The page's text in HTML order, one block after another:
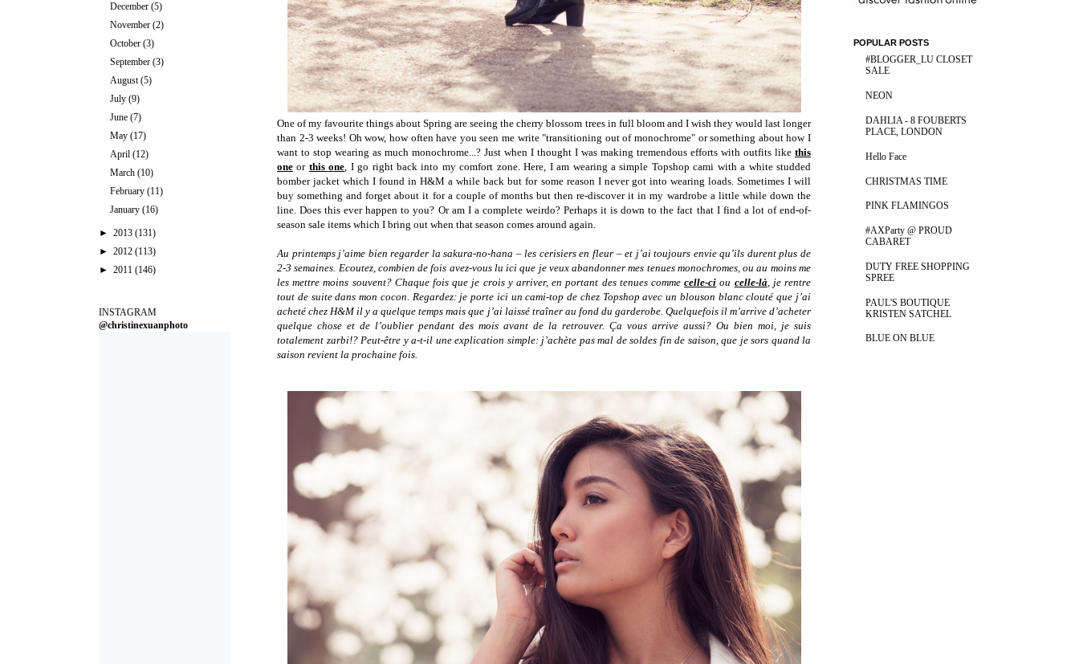
One of my favourite things about Spring are seeing the cherry blossom trees in full bloom and I wish they would last longer
than 2-3 weeks! Oh wow, how often have you seen me write "transitioning out of monochrome" or something about how I
want to stop wearing as much monochrome...? Just when I thought I was making tremendous efforts with outfits like this
one or this one, I go right back into my comfort zone. Here, I am wearing a simple Topshop cami with a white studded
bomber jacket which I found in H&M a while back but for some reason I never got into wearing loads. Sometimes I will
buy something and forget about it for a couple of months but then re-discover it in my wardrobe a little while down the
line. Does this ever happen to you? Or am I a complete weirdo? Perhaps it is down to the fact that I find a lot of end-of-
season sale items which I bring out when that season comes around again.
Au printemps j’aime bien regarder la sakura-no-hana – les cerisiers en fleur – et j’ai toujours envie qu’ils durent plus de
2-3 semaines. Ecoutez, combien de fois avez-vous lu ici que je veux abandonner mes tenues monochromes, ou au moins me
les mettre moins souvent? Chaque fois que je crois y arriver, en portant des tenues commecelle-ci ou celle-là, je rentre
tout de suite dans mon cocon. Regardez: je porte ici un cami-top de chez Topshop avec un blouson blanc clouté que j’ai
acheté chez H&M il y a quelque temps mais que j’ai laissé traîner au fond du garderobe. Quelquefois il m’arrive d’acheter
quelque chose et de l’oublier pendant des mois avant de la retrouver. Ça vous arrive aussi? Ou bien moi, je suis
totalement zarbi!? Peut-être y a-t-il une explication simple: j’achète pas mal de soldes fin de saison, que je sors quand la
saison revient la prochaine fois.
December(5)
November(2)
October(3)
September(3)
August(5)
July(9)
June(7)
May(17)
April(12)
March(10)
February(11)
January(16)
► 2013 (131)
► 2012 (113)
► 2011 (146)
INSTAGRAM
@christinexuanphoto
POPULAR POSTS
#BLOGGER_LU CLOSET
SALE
NEON
DAHLIA - 8 FOUBERTS
PLACE, LONDON
Hello Face
CHRISTMAS TIME
PINK FLAMINGOS
#AXParty @ PROUD
CABARET
DUTY FREE SHOPPING
SPREE
PAUL'S BOUTIQUE
KRISTEN SATCHEL
BLUE ON BLUE